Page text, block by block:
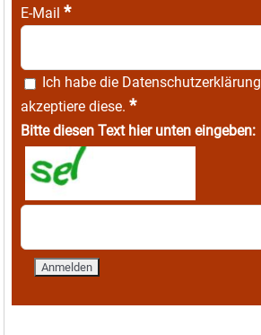
E-Mail *
Ich habe die Datenschutzerklärung
akzeptiere diese. *
Bitte diesen Text hier unten eingeben: